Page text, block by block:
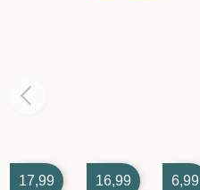
17,99 16,99 6,99